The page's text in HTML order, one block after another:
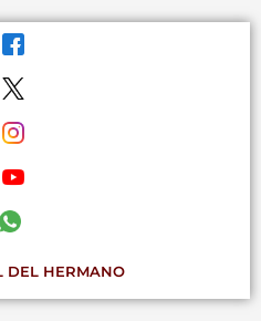
DEL HERMANO